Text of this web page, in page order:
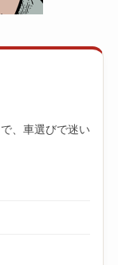
、車選びで迷い